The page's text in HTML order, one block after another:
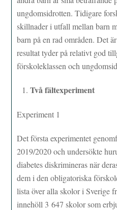
ungdomsidrotten. Tidigare
skillnader i utfall mellan barn
barn på en rad områden. Det
resultat tyder på relativt god
förskoleklassen och
Två fältexperiment
Experiment 1
Det första experimentet
2019/2020 och undersökte
diabetes diskrimineras när
dem i den obligatoriska
lista över alla skolor i Sverige
innehöll 3 647 skolor som